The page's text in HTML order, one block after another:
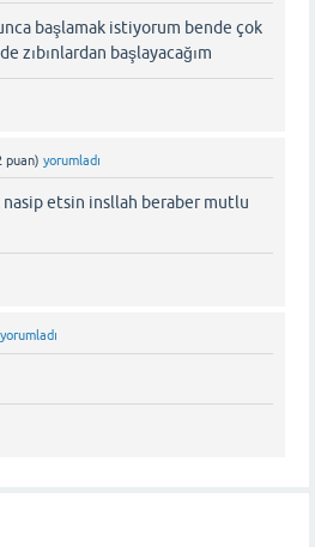
başlamak istiyorum bende çok
zıbınlardan başlayacağım
puan) yorumladı
nasip etsin insllah beraber mutlu
yorumladı